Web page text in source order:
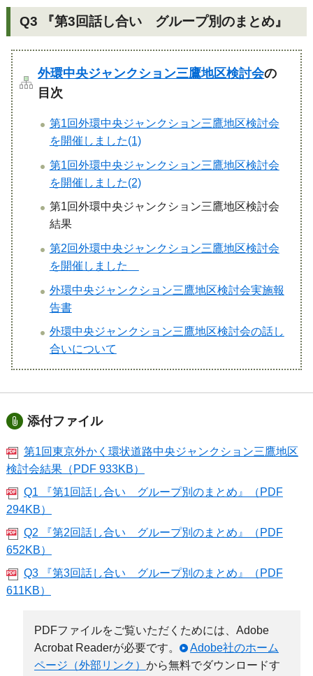
Q3 『第3回話し合い グループ別のまとめ』
外環中央ジャンクション三鷹地区検討会の
目次
第1回外環中央ジャンクション三鷹地区検討会
を開催しました(1)
第1回外環中央ジャンクション三鷹地区検討会
を開催しました(2)
第1回外環中央ジャンクション三鷹地区検討会
結果
第2回外環中央ジャンクション三鷹地区検討会
を開催しました
外環中央ジャンクション三鷹地区検討会実施報
告書
外環中央ジャンクション三鷹地区検討会の話し
合いについて
添付ファイル
第1回東京外かく環状道路中央ジャンクション三鷹地区
検討会結果（PDF 933KB）
Q1 『第1回話し合い グループ別のまとめ』（PDF
294KB）
Q2 『第2回話し合い グループ別のまとめ』（PDF
652KB）
Q3 『第3回話し合い グループ別のまとめ』（PDF
611KB）
PDFファイルをご覧いただくためには、Adobe
Acrobat Readerが必要です。
Adobe社のホーム
ページ（外部リンク） から無料でダウンロードす